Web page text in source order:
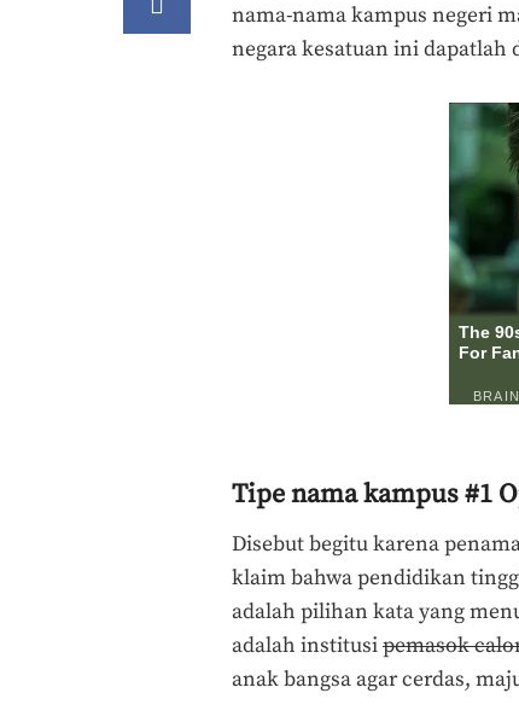
nama-nama kampus negeri
negara kesatuan ini dapatlah
Tipe nama kampus #1
Disebut begitu karena
klaim bahwa pendidikan
adalah pilihan kata yang
adalah institusipemasok
anak bangsa agar cerdas,